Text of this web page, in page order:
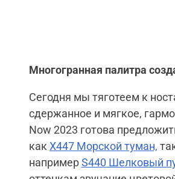
Многогранная палитра
Сегодня мы тяготеем к
сдержанное и мягкое,
Now 2023 готова
как X447 Морской туман,
напримерS440 Шелковый